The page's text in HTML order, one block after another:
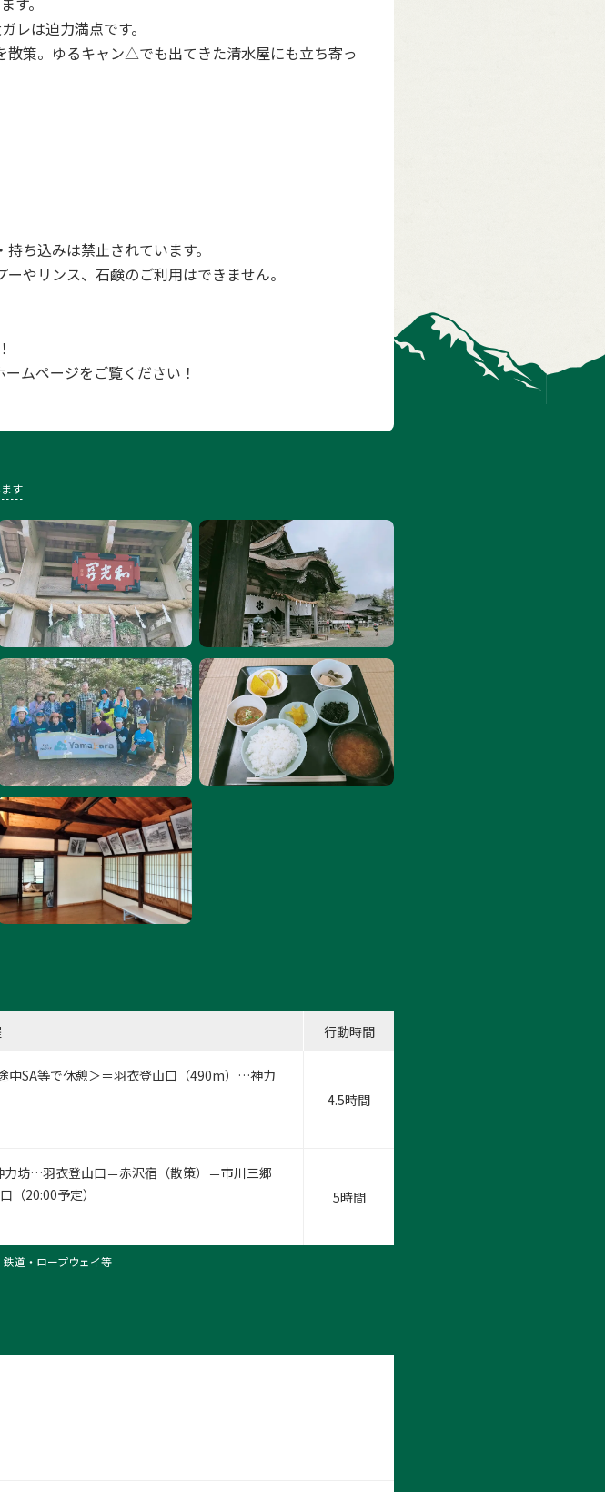
レは迫力満点です。
策。ゆるキャン△でも出てきた清水屋にも立ち寄っ
ち込みは禁止されています。
やリンス、石鹸のご利用はできません。
ムページをご覧ください！
す
行動時間
中SA等で休憩＞＝羽衣登山口（490m）…神力
4.5時間
…羽衣登山口＝赤沢宿（散策）＝市川三郷
（20:00予定）
5時間
道・ロープウェイ等